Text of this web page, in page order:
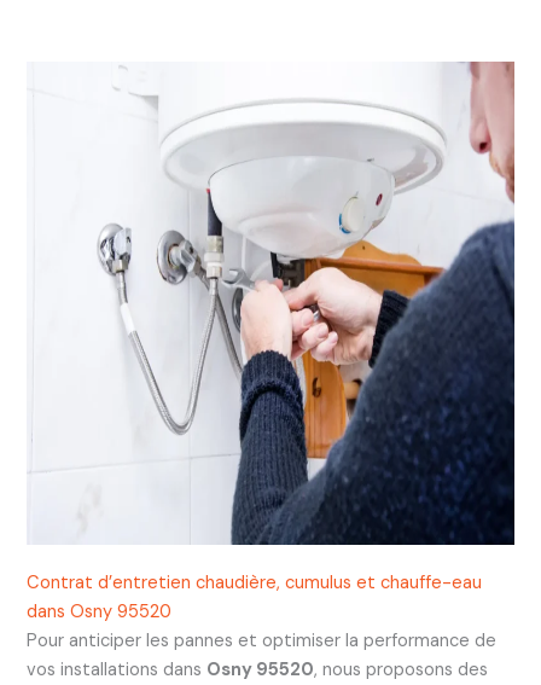
Contrat d’entretien chaudière, cumulus et chauffe-eau
dans Osny 95520
Pour anticiper les pannes et optimiser la performance de
vos installations dans Osny 95520, nous proposons des